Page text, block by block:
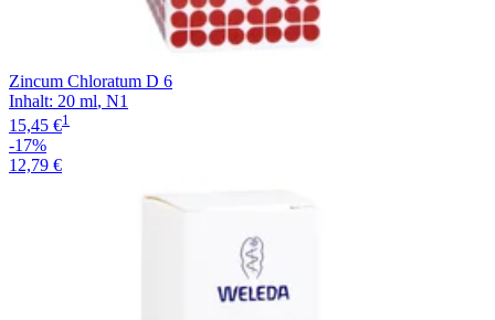
Zincum Chloratum D 6
Inhalt: 20 ml, N1
15,45 €1
-17%
12,79 €